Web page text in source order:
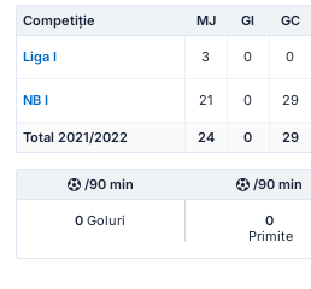
Competiție MJ Gl GC
Liga I 3 0 0
NB I 21 0 29
Total 2021/2022 24 0 29
/90 min /90 min
0 Goluri
0
Primite